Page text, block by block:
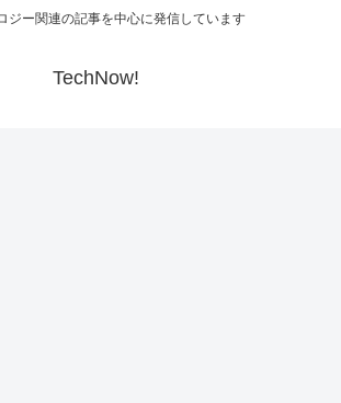
ジー関連の記事を中心に発信しています
TechNow!